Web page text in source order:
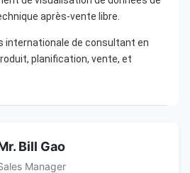
après-vente libre.
internationale de consultant en
planification, vente, et
Bill Gao
Manager